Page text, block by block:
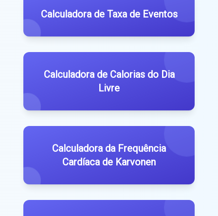
Calculadora de Taxa de Eventos
Calculadora de Calorias do Dia
Livre
Calculadora da Frequência
Cardíaca de Karvonen